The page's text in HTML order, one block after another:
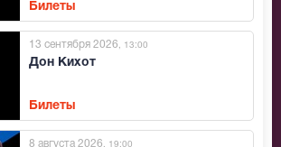
Билеты
Дон Кихот
13 сентября 2026 , 13:00
Билеты
8 августа 2026 , 19:00